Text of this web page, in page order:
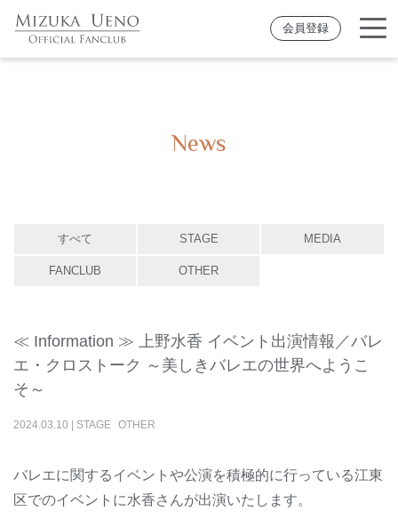
会員登録
News
すべて STAGE MEDIA
FANCLUB OTHER
≪ Information ≫ 上野水香 イベント出演情報／バレ
エ・クロストーク ～美しきバレエの世界へようこ
そ～
2024.03.10 STAGE OTHER
バレエに関するイベントや公演を積極的に行っている江東
区でのイベントに水香さんが出演いたします。